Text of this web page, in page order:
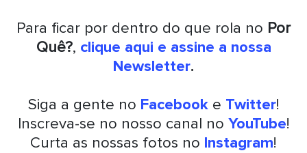
Para ficar por dentro do que rola no Por
Quê?, clique aqui e assine a nossa
Newsletter.
Siga a gente no Facebooke Twitter!
Inscreva-se no nosso canal no YouTube!
Curta as nossas fotos no Instagram!